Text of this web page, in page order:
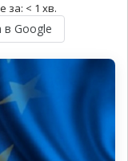
за: < 1 хв.
в Google